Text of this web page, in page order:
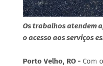
Os trabalhos atendem
o acesso aos serviços
Porto Velho, RO - Com